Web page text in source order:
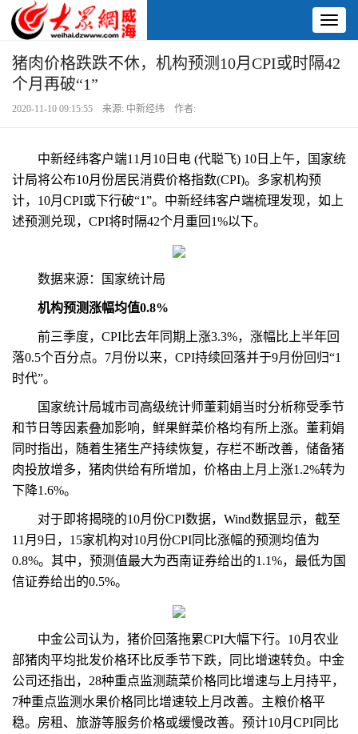
猪肉价格跌跌不休，机构预测10月CPI或时隔42
个月再破“1”
2020-11-10 09:15:55 来源: 中新经纬 作者:
中新经纬客户端11月10日电 (代聪飞) 10日上午，国家统
计局将公布10月份居民消费价格指数(CPI)。多家机构预
计，10月CPI或下行破“1”。中新经纬客户端梳理发现，如上
述预测兑现，CPI将时隔42个月重回1%以下。
数据来源：国家统计局
机构预测涨幅均值0.8%
前三季度，CPI比去年同期上涨3.3%，涨幅比上半年回
落0.5个百分点。7月份以来，CPI持续回落并于9月份回归“1
时代”。
国家统计局城市司高级统计师董莉娟当时分析称受季节
和节日等因素叠加影响，鲜果鲜菜价格均有所上涨。董莉娟
同时指出，随着生猪生产持续恢复，存栏不断改善，储备猪
肉投放增多，猪肉供给有所增加，价格由上月上涨1.2%转为
下降1.6%。
对于即将揭晓的10月份CPI数据，Wind数据显示，截至
11月9日，15家机构对10月份CPI同比涨幅的预测均值为
0.8%。其中，预测值最大为西南证券给出的1.1%，最低为国
信证券给出的0.5%。
中金公司认为，猪价回落拖累CPI大幅下行。10月农业
部猪肉平均批发价格环比反季节下跌，同比增速转负。中金
公司还指出，28种重点监测蔬菜价格同比增速与上月持平，
7种重点监测水果价格同比增速较上月改善。主粮价格平
稳。房租、旅游等服务价格或缓慢改善。预计10月CPI同比